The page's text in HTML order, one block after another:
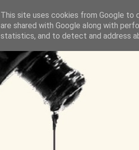
This site uses cookies from Google to
are shared with Google along with
statistics, and to detect and address